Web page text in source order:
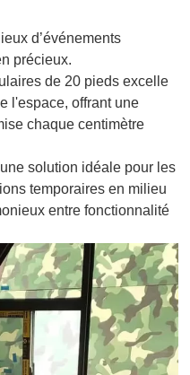
d’événements
précieux.
de 20 pieds excelle
l'espace, offrant une
chaque centimètre
solution idéale pour les
temporaires en milieu
entre fonctionnalité